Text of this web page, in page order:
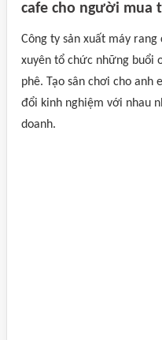
cafe cho người mua
Công ty sản xuất máy
xuyên tổ chức những buổi
phê. Tạo sân chơi cho anh
đổi kinh nghiệm với nhau
doanh.